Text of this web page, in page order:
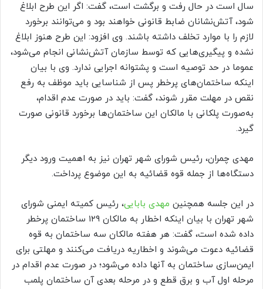
سال است در حال رفت و برگشت است، گفت: اگر این طرح ابلاغ
شود، آتش‌‌نشانان ضابط قانونی خواهند بود و می‌‌توانند برخورد
لازم را با موارد تخلف داشته باشند. وی افزود: این طرح هنوز ابلاغ
نشده و پیگیری‌‌هایی که توسط سازمان آتش‌‌نشانی انجام می‌‌شود،
عموما در حد توصیه است و پشتوانه اجرایی ندارد. وی با بیان
اینکه ساختمان‌های پرخطر پس از شناسایی باید موظف به رفع
نقص در مهلت مقرر شوند، گفت: باید در صورت عدم اقدام،
به‌صورت پلکانی با مالکان این ساختمان‌ها برخورد قانونی صورت
گیرد.
مهدی چمران، رئیس شورای شهر تهران نیز به اهمیت ورود دیگر
دستگاه‌ها از جمله قوه قضائیه به این موضوع پرداخت.
در این جلسه همچنین مهدی بابایی، رئیس کمیته ایمنی شورای
شهر تهران با بیان اینکه اخطار به مالکان ۱۲۹ ساختمان پرخطر
داده شده است، گفت: هر هفته مالکان سه ساختمان به قوه
قضائیه دعوت می‌‌شوند و اخطاریه دریافت می‌‌کنند و مهلتی برای
ایمن‌‌سازی ساختمان به آنها داده می‌‌شود؛ در صورت عدم اقدام در
مرحله اول آب و برق قطع و در مرحله بعدی آن ساختمان پلمب